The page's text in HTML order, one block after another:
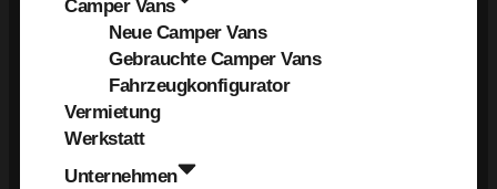
Camper Vans
Neue Camper Vans
Gebrauchte Camper Vans
Fahrzeugkonfigurator
Vermietung
Werkstatt
Unternehmen